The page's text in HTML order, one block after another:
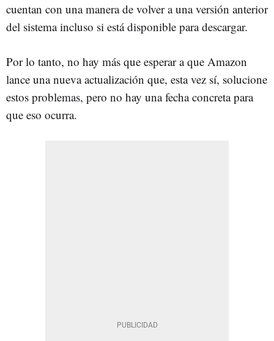
cuentan con una manera de volver a una versión anterior
del sistema incluso si está disponible para descargar.
Por lo tanto, no hay más que esperar a que Amazon
lance una nueva actualización que, esta vez sí, solucione
estos problemas, pero no hay una fecha concreta para
que eso ocurra.